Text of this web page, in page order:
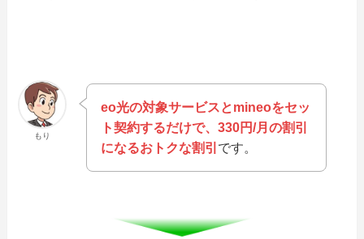
もり
eo光の対象サービスとmineoをセッ
ト契約するだけで、330円/月の割引
になるおトクな割引 です。